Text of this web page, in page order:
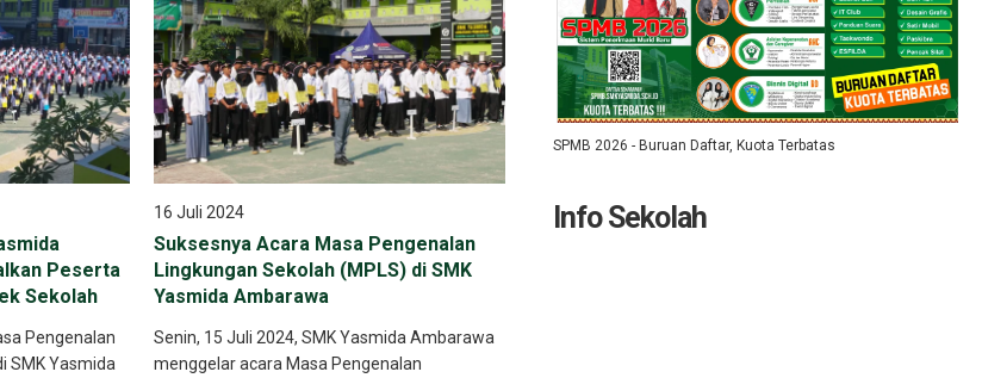
Peserta
Sekolah
Pengenalan
SMK Yasmida
16 Juli 2024
Suksesnya Acara Masa Pengenalan
Lingkungan Sekolah (MPLS) di SMK
Yasmida Ambarawa
Senin, 15 Juli 2024, SMK Yasmida Ambarawa
menggelar acara Masa Pengenalan
SPMB 2026 - Buruan Daftar, Kuota Terbatas
Info Sekolah